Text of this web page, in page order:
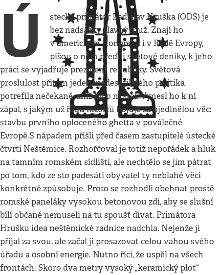
Ú
stecký primátor Ladislav Hruška (ODS) je
bez nadsázky slavný muž. Znají ho
v americkém Kongresu i v Radě Evropy,
píšou o něm přední světové deníky, k jeho
práci se vyjadřuje prezident republiky. Světová
proslulost přitom jedenapadesátiletého politika
potrefila nečekaně, aniž by o ni stál. Vynesl ho k ní
zápal, s jakým už řadu měsíců bojuje za ojedinělou věc:
stavbu prvního oploceného ghetta v poválečné
Evropě.S nápadem přišli před časem zastupitelé ústecké
čtvrti Neštěmice. Rozhořčoval je totiž nepořádek a hluk
na tamním romském sídlišti, ale nechtělo se jim pátrat
po tom, kdo ze sto padesáti obyvatel ty neblahé věci
konkrétně způsobuje. Proto se rozhodli obehnat prostě
romské paneláky vysokou betonovou zdí, aby se slušní
bílí občané nemuseli na tu spoušť dívat. Primátora
Hrušku idea neštěmické radnice nadchla. Nejenže ji
přijal za svou, ale začal ji prosazovat celou vahou svého
úřadu a osobní energie. Nutno říci, že uspěl na všech
frontách. Skoro dva metry vysoký „keramický plot“